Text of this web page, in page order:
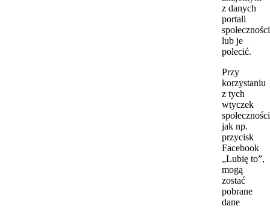
z danych
portali
lub je
polecić.
Przy
korzystaniu
z tych
wtyczek
jak np.
przycisk
Facebook
„Lubię to”,
mogą
zostać
pobrane
dane